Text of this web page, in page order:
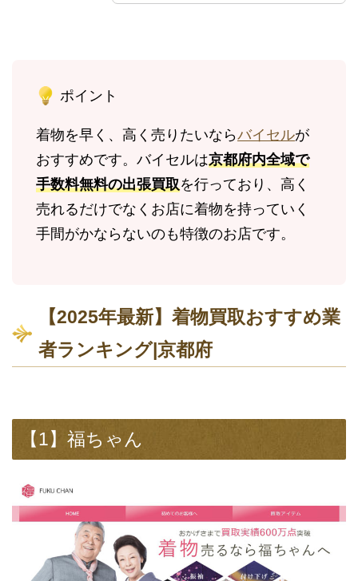
ポイント
着物を早く、高く売りたいならバイセルが
おすすめです。バイセルは京都府内全域で
手数料無料の出張買取を行っており、高く
売れるだけでなくお店に着物を持っていく
手間がかならないのも特徴のお店です。
【2025年最新】着物買取おすすめ業
者ランキング|京都府
【1】福ちゃん